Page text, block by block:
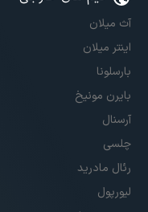
آث میلان
اینتر میلان
بارسلونا
بایرن مونیخ
آرسنال
چلسی
رئال مادرید
لیورپول